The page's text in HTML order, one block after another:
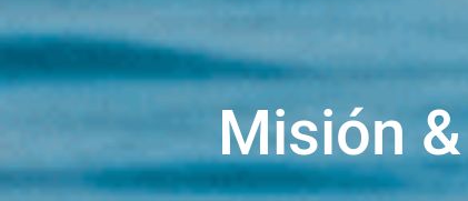
Misión